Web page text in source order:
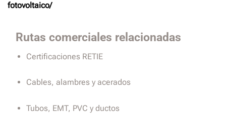
fotovoltaico/
Rutas comerciales relacionadas
Certificaciones RETIE
Cables, alambres y acerados
Tubos, EMT, PVC y ductos